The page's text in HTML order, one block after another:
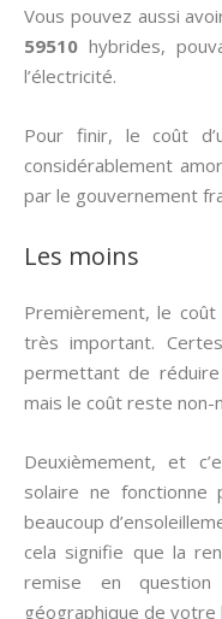
Vous pouvez aussi
59510 hybrides,
l’électricité.
Pour finir, le coût
considérablement
par le gouvernement
Les moins
Premièrement, le coût
très important.
permettant de
mais le coût reste non-
Deuxièmement, et
solaire ne
beaucoup
cela signifie que la
remise en question
géographique de votre